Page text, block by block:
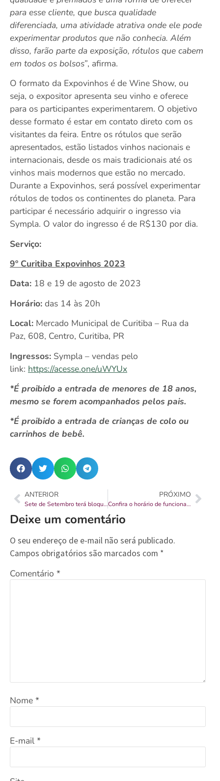
para esse cliente, que busca qualidade
diferenciada, uma atividade atrativa onde ele pode
experimentar produtos que não conhecia. Além
disso, farão parte da exposição, rótulos que cabem
em todos os bolsos”, afirma.
O formato da Expovinhos é de Wine Show, ou
seja, o expositor apresenta seu vinho e oferece
para os participantes experimentarem. O objetivo
desse formato é estar em contato direto com os
visitantes da feira. Entre os rótulos que serão
apresentados, estão listados vinhos nacionais e
internacionais, desde os mais tradicionais até os
vinhos mais modernos que estão no mercado.
Durante a Expovinhos, será possível experimentar
rótulos de todos os continentes do planeta. Para
participar é necessário adquirir o ingresso via
Sympla. O valor do ingresso é de R$130 por dia.
Serviço:
9º Curitiba Expovinhos 2023
Data: 18 e 19 de agosto de 2023
Horário: das 14 às 20h
Local: Mercado Municipal de Curitiba – Rua da
Paz, 608, Centro, Curitiba, PR
Ingressos: Sympla – vendas pelo
link: https://acesse.one/uWYUx
*É proibido a entrada de menores de 18 anos,
mesmo se forem acompanhados pelos pais.
*É proibido a entrada de crianças de colo ou
carrinhos de bebê.
ANTERIOR
Sete de Setembro terá bloqueio para obras de requalificação no entorno do Mercado Municipal
PRÓXIMO
Confira o horário de funcionamento do feriado de 7 de setembro
Deixe um comentário
O seu endereço de e-mail não será publicado.
Campos obrigatórios são marcados com *
Comentário *
Nome *
E-mail *